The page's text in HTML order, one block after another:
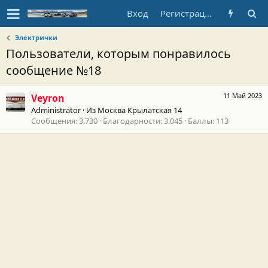
Вход Регистрация
Электрички
Пользователи, которым понравилось
сообщение №18
11 Май 2023
Veyron
Administrator · Из Москва Крылатская 14
Сообщения 3.730 Благодарности 3.045 Баллы 113